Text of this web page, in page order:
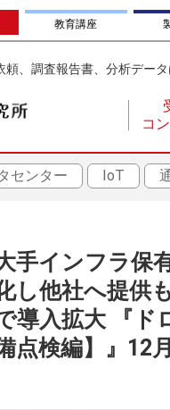
教育講座
、調査報告書、分析デー
メ
イ
ゲ
ー
シ
ョ
ン
コ
センター IoT
手インフラ保
し他社へ提供
導入拡大 『ド
点検編】』12